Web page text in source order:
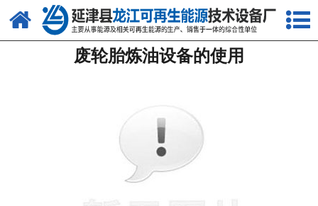
网站首页
关于我们
废轮胎炼油设备的使用